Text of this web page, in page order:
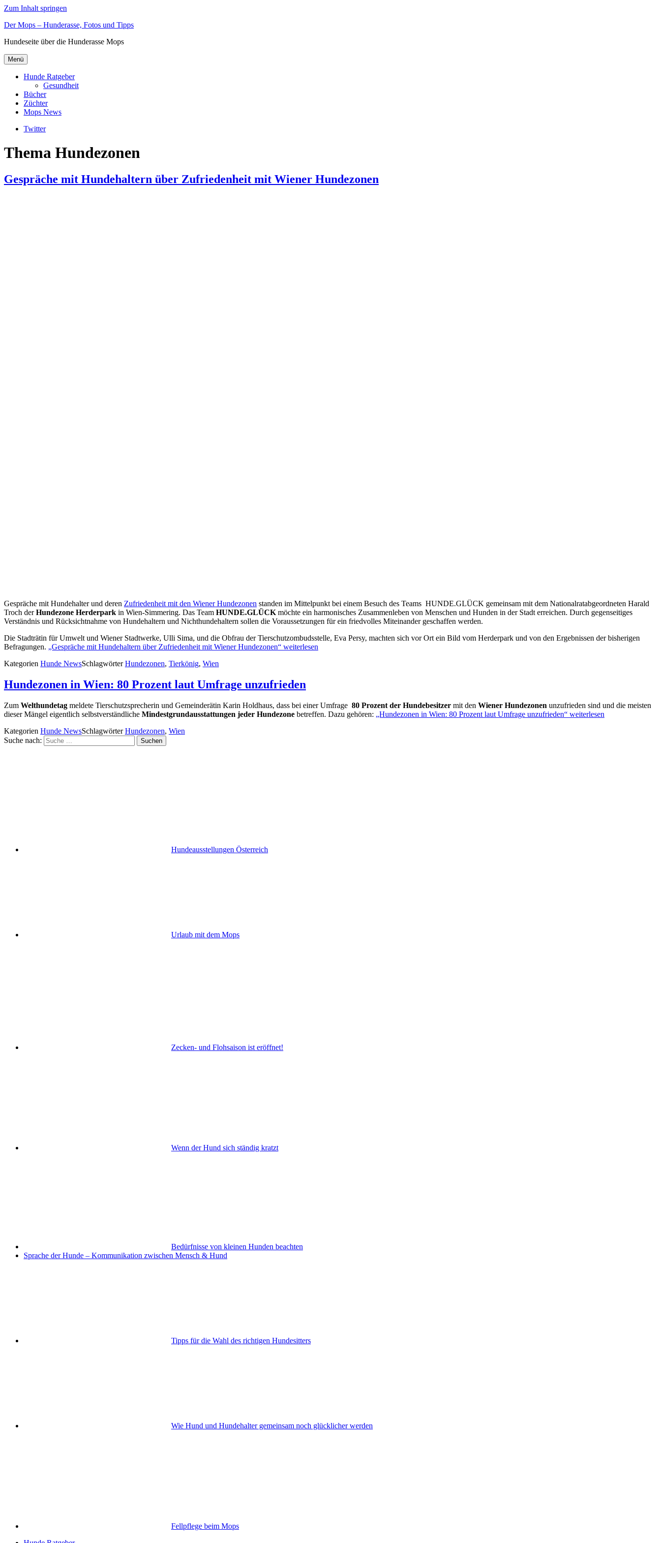
Zum Inhalt springen
Der Mops – Hunderasse, Fotos und Tipps
Hundeseite über die Hunderasse Mops
Menü
Hunde Ratgeber
Gesundheit
Bücher
Züchter
Mops News
Twitter
Thema Hundezonen
Gespräche mit Hundehaltern über Zufriedenheit mit Wiener Hundezonen
Gespräche mit Hundehalter und deren Zufriedenheit mit den Wiener Hundezonen standen im Mittelpunkt bei einem Besuch des Teams HUNDE.GLÜCK gemeinsam mit dem Nationalratabgeordneten Harald
Troch derHundezone Herderpark in Wien-Simmering. Das Team HUNDE.GLÜCK möchte ein harmonisches Zusammenleben von Menschen und Hunden in der Stadt erreichen. Durch gegenseitiges
Verständnis und Rücksichtnahme von Hundehaltern und Nichthundehaltern sollen die Voraussetzungen für ein friedvolles Miteinander geschaffen werden.
Die Stadträtin für Umwelt und Wiener Stadtwerke, Ulli Sima, und die Obfrau der Tierschutzombudsstelle, Eva Persy, machten sich vor Ort ein Bild vom Herderpark und von den Ergebnissen der bisherigen
Befragungen. „Gespräche mit Hundehaltern über Zufriedenheit mit Wiener Hundezonen“ weiterlesen
Kategorien Hunde NewsSchlagwörterHundezonen, Tierkönig, Wien
Hundezonen in Wien: 80 Prozent laut Umfrage unzufrieden
Zum Welthundetag meldete Tierschutzsprecherin und Gemeinderätin Karin Holdhaus, dass bei einer Umfrage 80 Prozent der Hundebesitzer mit den Wiener Hundezonen unzufrieden sind und die meisten
dieser Mängel eigentlich selbstverständliche Mindestgrundausstattungen jeder Hundezone betreffen. Dazu gehören: „Hundezonen in Wien: 80 Prozent laut Umfrage unzufrieden“ weiterlesen
Kategorien Hunde NewsSchlagwörterHundezonen, Wien
Suche nach:
Suchen
Hundeausstellungen Österreich
Urlaub mit dem Mops
Zecken- und Flohsaison ist eröffnet!
Wenn der Hund sich ständig kratzt
Bedürfnisse von kleinen Hunden beachten
Sprache der Hunde – Kommunikation zwischen Mensch & Hund
Tipps für die Wahl des richtigen Hundesitters
Wie Hund und Hundehalter gemeinsam noch glücklicher werden
Fellpflege beim Mops